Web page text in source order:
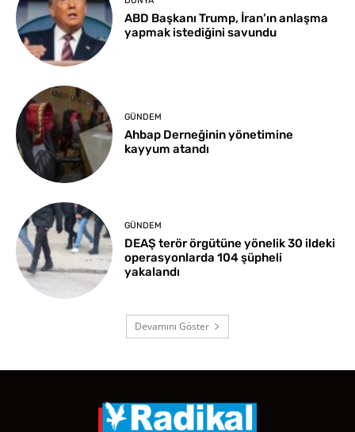
ABD Başkanı Trump, İran’ın anlaşma
yapmak istediğini savundu
GÜNDEM
Ahbap Derneğinin yönetimine
kayyum atandı
GÜNDEM
DEAŞ terör örgütüne yönelik 30 ildeki
operasyonlarda 104 şüpheli
yakalandı
Devamını Göster